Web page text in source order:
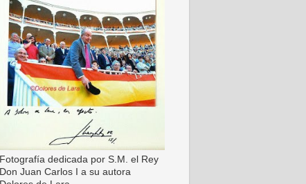
Fotografía dedicada por S.M. el Rey
Don Juan Carlos I a su autora